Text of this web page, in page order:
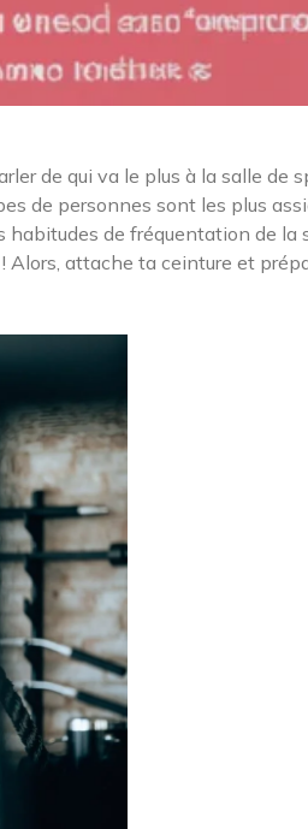
de qui va le plus à la salle
de personnes sont les plus
habitudes de fréquentation de
Alors, attache ta ceinture et